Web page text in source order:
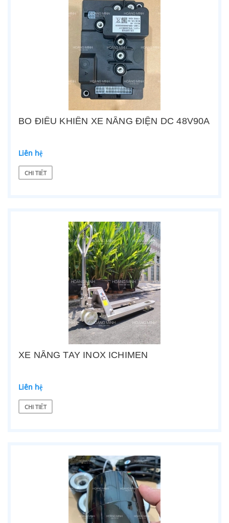
BO ĐIỀU KHIỂN XE NÂNG ĐIỆN DC 48V90A
Liên hệ
CHI TIẾT
XE NÂNG TAY INOX ICHIMEN
Liên hệ
CHI TIẾT